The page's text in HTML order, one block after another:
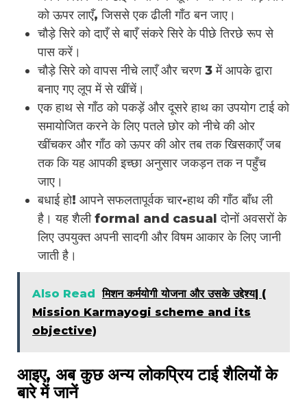
को ऊपर लाएँ, जिससे एक ढीली गाँठ बन जाए।
चौड़े सिरे को दाएँ से बाएँ संकरे सिरे के पीछे तिरछे रूप से
पास करें।
चौड़े सिरे को वापस नीचे लाएँ और चरण 3 में आपके द्वारा
बनाए गए लूप में से खींचें।
एक हाथ से गाँठ को पकड़ें और दूसरे हाथ का उपयोग टाई को
समायोजित करने के लिए पतले छोर को नीचे की ओर
खींचकर और गाँठ को ऊपर की ओर तब तक खिसकाएँ जब
तक कि यह आपकी इच्छा अनुसार जकड़न तक न पहुँच
जाए।
बधाई हो! आपने सफलतापूर्वक चार-हाथ की गाँठ बाँध ली
है। यह शैली formal and casual दोनों अवसरों के
लिए उपयुक्त अपनी सादगी और विषम आकार के लिए जानी
जाती है।
Also Read मिशन कर्मयोगी योजना और उसके उद्देश्य| (
Mission Karmayogi scheme and its
objective)
आइए, अब कुछ अन्य लोकप्रिय टाई शैलियों के
बारे में जानें